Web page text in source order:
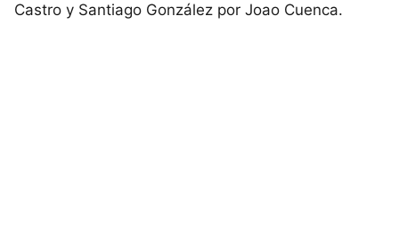
Castro y Santiago González por Joao Cuenca.